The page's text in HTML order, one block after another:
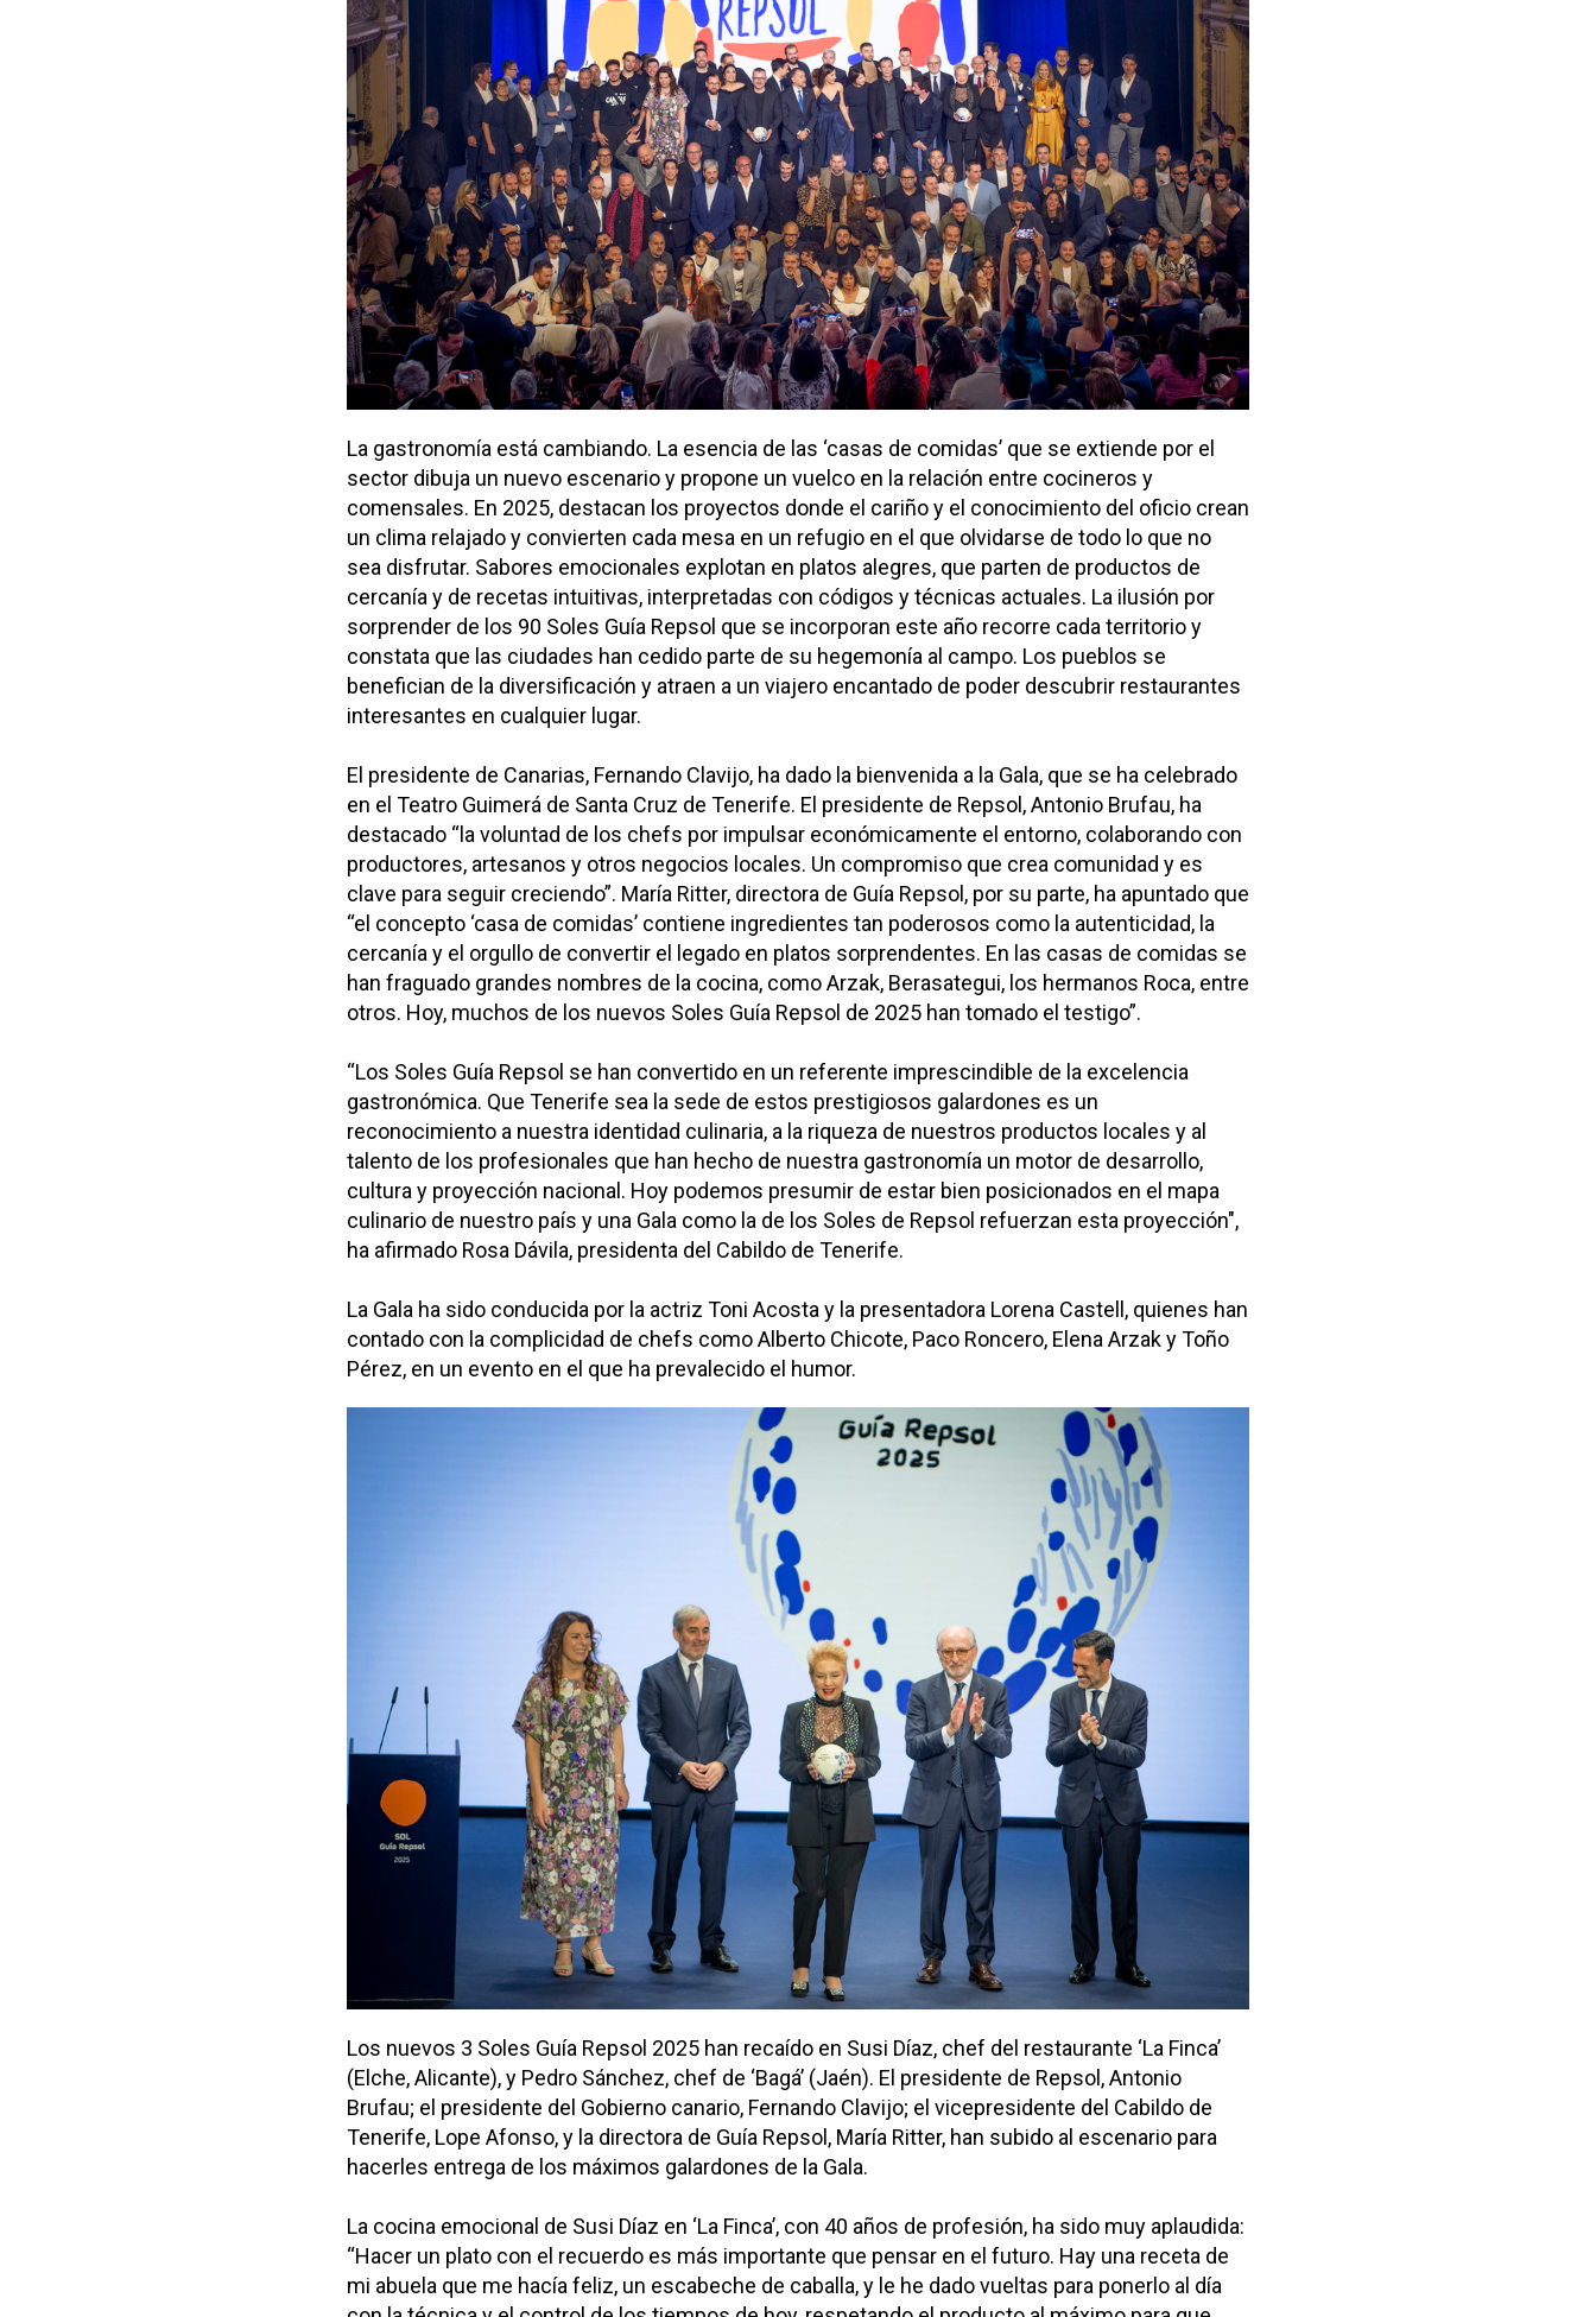
La gastronomía está cambiando. La esencia de las ‘casas de comidas’ que se extiende por el
sector dibuja un nuevo escenario y propone un vuelco en la relación entre cocineros y
comensales. En 2025, destacan los proyectos donde el cariño y el conocimiento del oficio crean
un clima relajado y convierten cada mesa en un refugio en el que olvidarse de todo lo que no
sea disfrutar. Sabores emocionales explotan en platos alegres, que parten de productos de
cercanía y de recetas intuitivas, interpretadas con códigos y técnicas actuales. La ilusión por
sorprender de los 90 Soles Guía Repsol que se incorporan este año recorre cada territorio y
constata que las ciudades han cedido parte de su hegemonía al campo. Los pueblos se
benefician de la diversificación y atraen a un viajero encantado de poder descubrir restaurantes
interesantes en cualquier lugar.
El presidente de Canarias, Fernando Clavijo, ha dado la bienvenida a la Gala, que se ha celebrado
en el Teatro Guimerá de Santa Cruz de Tenerife. El presidente de Repsol, Antonio Brufau, ha
destacado “la voluntad de los chefs por impulsar económicamente el entorno, colaborando con
productores, artesanos y otros negocios locales. Un compromiso que crea comunidad y es
clave para seguir creciendo”. María Ritter, directora de Guía Repsol, por su parte, ha apuntado que
“el concepto ‘casa de comidas’ contiene ingredientes tan poderosos como la autenticidad, la
cercanía y el orgullo de convertir el legado en platos sorprendentes. En las casas de comidas se
han fraguado grandes nombres de la cocina, como Arzak, Berasategui, los hermanos Roca, entre
otros. Hoy, muchos de los nuevos Soles Guía Repsol de 2025 han tomado el testigo”.
“Los Soles Guía Repsol se han convertido en un referente imprescindible de la excelencia
gastronómica. Que Tenerife sea la sede de estos prestigiosos galardones es un
reconocimiento a nuestra identidad culinaria, a la riqueza de nuestros productos locales y al
talento de los profesionales que han hecho de nuestra gastronomía un motor de desarrollo,
cultura y proyección nacional. Hoy podemos presumir de estar bien posicionados en el mapa
culinario de nuestro país y una Gala como la de los Soles de Repsol refuerzan esta proyección",
ha afirmado Rosa Dávila, presidenta del Cabildo de Tenerife.
La Gala ha sido conducida por la actriz Toni Acosta y la presentadora Lorena Castell, quienes han
contado con la complicidad de chefs como Alberto Chicote, Paco Roncero, Elena Arzak y Toño
Pérez, en un evento en el que ha prevalecido el humor.
Los nuevos 3 Soles Guía Repsol 2025 han recaído en Susi Díaz, chef del restaurante ‘La Finca’
(Elche, Alicante), y Pedro Sánchez, chef de ‘Bagá’ (Jaén). El presidente de Repsol, Antonio
Brufau; el presidente del Gobierno canario, Fernando Clavijo; el vicepresidente del Cabildo de
Tenerife, Lope Afonso, y la directora de Guía Repsol, María Ritter, han subido al escenario para
hacerles entrega de los máximos galardones de la Gala.
La cocina emocional de Susi Díaz en ‘La Finca’, con 40 años de profesión, ha sido muy aplaudida:
“Hacer un plato con el recuerdo es más importante que pensar en el futuro. Hay una receta de
mi abuela que me hacía feliz, un escabeche de caballa, y le he dado vueltas para ponerlo al día